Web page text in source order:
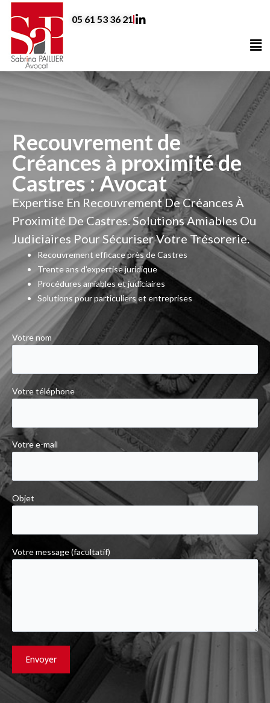
contenu
05 61 53 36 21
Recouvrement de
Créances à proximité de
Castres : Avocat
Expertise En Recouvrement De Créances À
Proximité De Castres. Solutions Amiables Ou
Judiciaires Pour Sécuriser Votre Trésorerie.
Recouvrement efficace près de Castres
Trente ans d’expertise juridique
Procédures amiables et judiciaires
Solutions pour particuliers et entreprises
Votre nom
Votre téléphone
Votre e-mail
Objet
Votre message (facultatif)